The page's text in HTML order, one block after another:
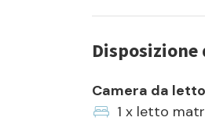
Camera da letto
1 x letto